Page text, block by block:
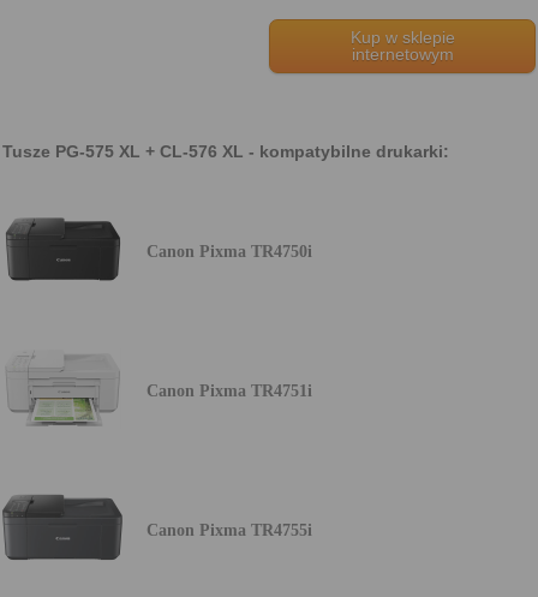
Kup w sklepie
internetowym
Tusze PG-575 XL + CL-576 XL - kompatybilne drukarki:
Canon Pixma TR4750i
Canon Pixma TR4751i
Canon Pixma TR4755i